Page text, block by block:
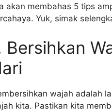
akan membahas 5 tips
Yuk, simak
Bersihkan
wajah adalah
kita. Pastikan kita